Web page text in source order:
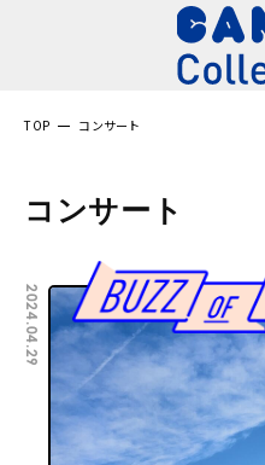
TOP コンサート
コンサート
2024.04.29